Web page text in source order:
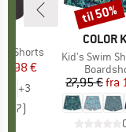
Shorts
pris
€
+3
7)
MÆRKE
COLOR
Artikel
Kid's Swim
27,95 €fra
Rabat
til 50%